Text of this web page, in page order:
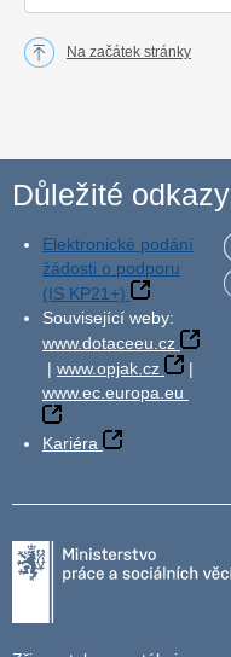
Na začátek stránky
Důležité odkazy
Elektronické podání
žádosti o podporu
(IS KP21+)
Související weby:
www.dotaceeu.cz
| www.opjak.cz
|
www.ec.europa.eu
Kariéra